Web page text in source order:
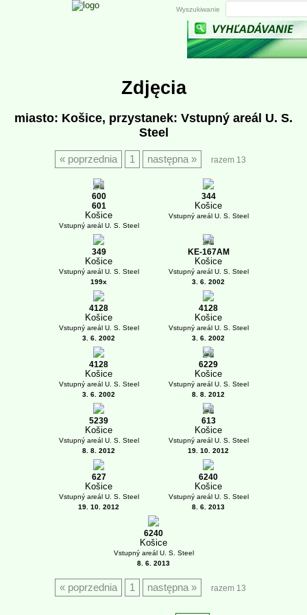
Zdjęcia
miasto: Košice, przystanek: Vstupný areál U. S.
Steel
poprzednia 1 następna razem 13
1
600
601
Košice
Vstupný areál U. S. Steel
344
Košice
Vstupný areál U. S. Steel
349
Košice
Vstupný areál U. S. Steel
199x
1
KE-167AM
Košice
Vstupný areál U. S. Steel
3. 6. 2002
4128
Košice
Vstupný areál U. S. Steel
3. 6. 2002
4128
Košice
Vstupný areál U. S. Steel
3. 6. 2002
4128
Košice
Vstupný areál U. S. Steel
3. 6. 2002
1
6229
Košice
Vstupný areál U. S. Steel
8. 8. 2012
5239
Košice
Vstupný areál U. S. Steel
8. 8. 2012
1
613
Košice
Vstupný areál U. S. Steel
19. 10. 2012
627
Košice
Vstupný areál U. S. Steel
19. 10. 2012
6240
Košice
Vstupný areál U. S. Steel
8. 6. 2013
6240
Košice
Vstupný areál U. S. Steel
8. 6. 2013
poprzednia 1 następna razem 13
Wyszukiwanie